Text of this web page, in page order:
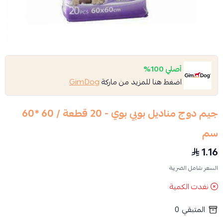
أصلي 100%
اضغط هنا للمزيد من ماركةGimDog
جيم دوج مناديل بوبي بوي - 20 قطعة / 60 *60
سم
1.16
السعر شامل الضريبة
نفدت الكمية
المتبقي 0